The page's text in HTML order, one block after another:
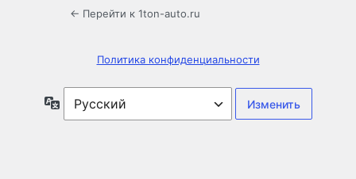
← Перейти к 1ton-auto.ru
Политика конфиденциальности
Язык